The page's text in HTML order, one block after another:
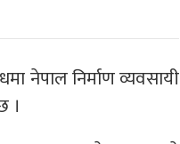
नेपाल निर्माण व्यवसायी
।